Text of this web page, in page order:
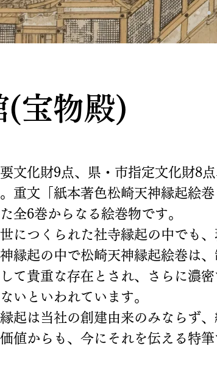
(宝物殿)
文化財9点、県・市指定文化財8
重文「紙本著色松崎天神縁起絵
全6巻からなる絵巻物です。
につくられた社寺縁起の中でも
縁起の中で松崎天神縁起絵巻は
て貴重な存在とされ、さらに濃
いといわれています。
起は当社の創建由来のみならず
値からも、今にそれを伝える特